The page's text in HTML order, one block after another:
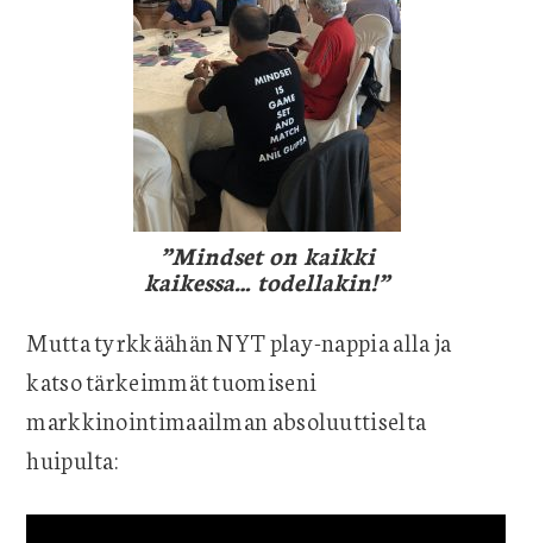
”Mindset on kaikki
kaikessa… todellakin!”
Mutta tyrkkäähän NYT play-nappia alla ja
katso tärkeimmät tuomiseni
markkinointimaailman absoluuttiselta
huipulta: